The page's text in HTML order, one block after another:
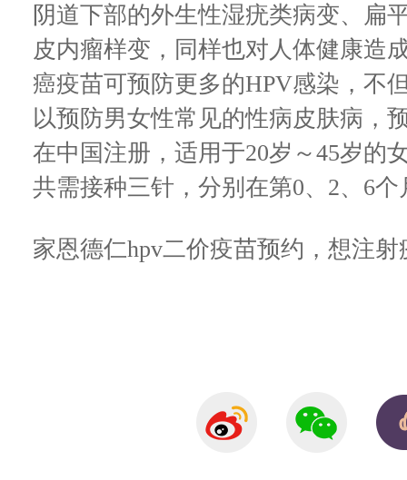
阴道下部的外生性湿疣类病变、扁
皮内瘤样变，同样也对人体健康造
癌疫苗可预防更多的HPV感染，不
以预防男女性常见的性病皮肤病，
在中国注册，适用于20岁～45岁的
共需接种三针，分别在第0、2、6个
家恩德仁hpv二价疫苗预约，想注